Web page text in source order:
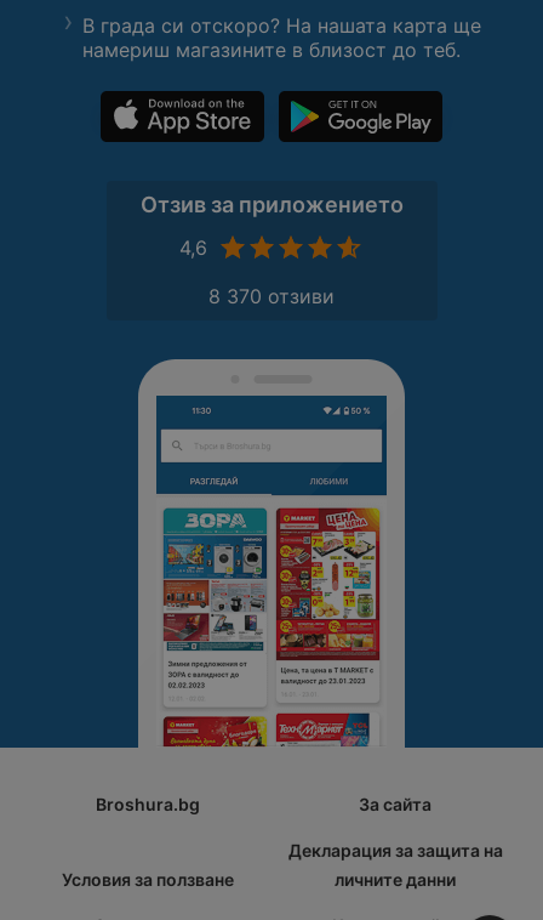
В града си отскоро? На нашата карта ще
намериш магазините в близост до теб.
Отзив за приложението
4,6
8 370 отзиви
Broshura.bg За сайта
Условия за ползване
Декларация за защита на
личните данни